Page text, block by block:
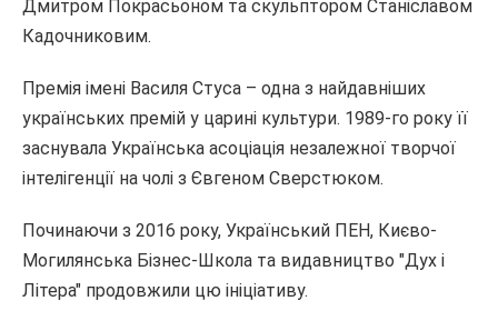
Дмитром Покрасьоном та скульптором Станіславом
Кадочниковим.
Премія імені Василя Стуса – одна з найдавніших
українських премій у царині культури. 1989-го року її
заснувала Українська асоціація незалежної творчої
інтелігенції на чолі з Євгеном Сверстюком.
Починаючи з 2016 року, Український ПЕН, Києво-
Могилянська Бізнес-Школа та видавництво "Дух і
Літера" продовжили цю ініціативу.